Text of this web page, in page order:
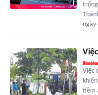
ngày
Việc
tiềm